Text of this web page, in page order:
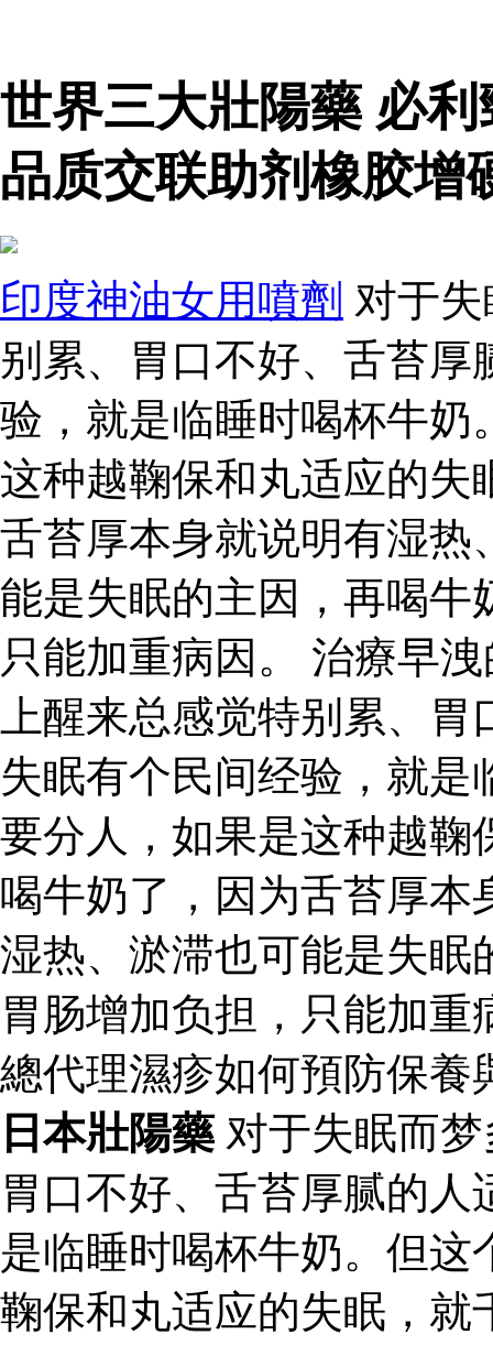
世界三大壯陽藥 必
品质交联助剂橡胶增
印度神油女用噴劑 对于
别累、胃口不好、舌苔
验，就是临睡时喝杯牛奶
这种越鞠保和丸适应的失
舌苔厚本身就说明有湿热
能是失眠的主因，再喝牛
只能加重病因。 治療早
上醒来总感觉特别累、
失眠有个民间经验，就
要分人，如果是这种越鞠
喝牛奶了，因为舌苔厚本
湿热、淤滞也可能是失眠
胃肠增加负担，只能加重
總代理濕疹如何預防保養
日本壯陽藥 对于失眠而
胃口不好、舌苔厚腻的
是临睡时喝杯牛奶。但
鞠保和丸适应的失眠，就